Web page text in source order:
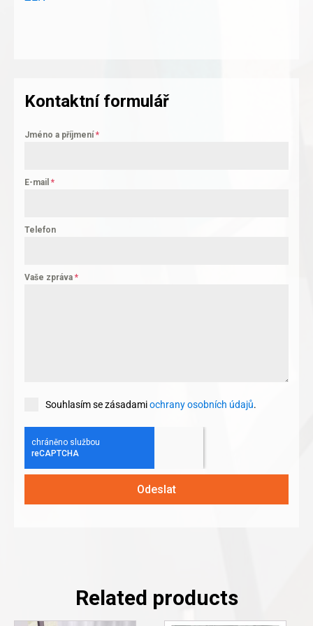
Kontaktní formulář
Jméno a příjmení*
E-mail *
Telefon
Vaše zpráva *
Souhlasím se zásadamiochrany osobních údajů.
Odeslat
Related products